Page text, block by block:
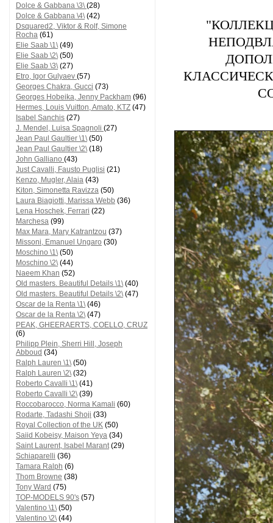
Dolce & Gabbana \3\(28)
Dolce & Gabbana \4\(42)
Dsquared2, Viktor & Rolf, Simone
Rocha (61)
Elie Saab \1\(49)
Elie Saab \2\(50)
Elie Saab \3\(27)
Etro, Igor Gulyaev (57)
Georges Chakra, Gucci (73)
Georges Hobeika, Jenny Packham (96)
Hermes, Louis Vuitton, Amato, KTZ (47)
Isabel Sanchis (27)
J. Mendel, Luisa Spagnoli (27)
Jean Paul Gaultier \1\(50)
Jean Paul Gaultier \2\(18)
John Galliano (43)
Just Cavalli, Fausto Puglisi (21)
Kenzo, Mugler, Alaia (43)
Kiton, Simonetta Ravizza (50)
Laura Biagiotti, Marissa Webb (36)
Lena Hoschek, Ferrari (22)
Marchesa (99)
Max Mara, Mary Katrantzou (37)
Missoni, Emanuel Ungaro (30)
Moschino \1\(50)
Moschino \2\(44)
Naeem Khan (52)
Old masters. Beautiful Details \1\(40)
Old masters. Beautiful Details \2\(47)
Oscar de la Renta \1\(46)
Oscar de la Renta \2\(47)
PEAK, GHEERAERTS, COELLO, CRUZ
(6)
Philipp Plein, Sherri Hill, Joseph
Abboud (34)
Ralph Lauren \1\(50)
Ralph Lauren \2\(32)
Roberto Cavalli \1\(41)
Roberto Cavalli \2\(39)
Roccobarocco, Norma Kamali (60)
Rodarte, Tadashi Shoji (33)
Royal Collection of the UK (50)
Saiid Kobeisy, Maison Yeya (34)
Saint Laurent, Isabel Marant(29)
Schiaparelli (36)
Tamara Ralph (6)
Thom Browne (38)
Tony Ward (75)
TOP-MODELS 90's (57)
Valentino \1\(50)
Valentino \2\(44)